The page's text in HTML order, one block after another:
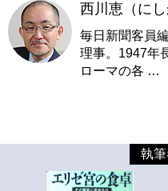
西川恵（にし
毎日新聞客員
理事。1947年
ローマの各 …
執